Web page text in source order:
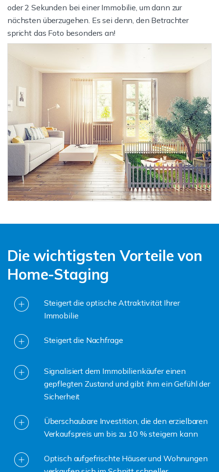
oder 2 Sekunden bei einer Immobilie, um dann zur
nächsten überzugehen. Es sei denn, den Betrachter
spricht das Foto besonders an!
Die wichtigsten Vorteile von
Home-Staging
Steigert die optische Attraktivität Ihrer
Immobilie
Steigert die Nachfrage
Signalisiert dem Immobilienkäufer einen
gepflegten Zustand und gibt ihm ein Gefühl der
Sicherheit
Überschaubare Investition, die den erzielbaren
Verkaufspreis um bis zu 10 % steigern kann
Optisch aufgefrischte Häuser und Wohnungen